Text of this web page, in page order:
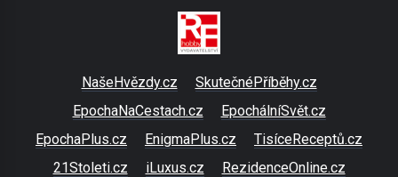
NašeHvězdy.cz
SkutečnéPříběhy.cz
EpochaNaCestach.cz
EpochálníSvět.cz
EpochaPlus.cz
EnigmaPlus.cz
TisíceReceptů.cz
21Stoleti.cz
iLuxus.cz
RezidenceOnline.cz